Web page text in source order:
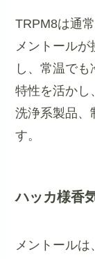
TRPM8は通
メントール
し、常温で
特性を活かし
洗浄系製品、
す。
ハッカ様香
メントールは